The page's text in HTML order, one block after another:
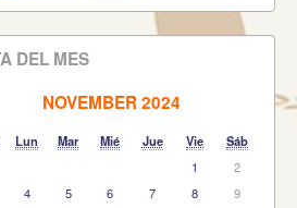
DEL MES
NOVEMBER 2024
Lun Mar Mié Jue Vie
Sáb
1
2
4 5 6 7 8
9